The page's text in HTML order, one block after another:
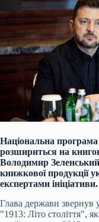
Національна
розшириться на
Володимир
книжкової продукції
експертами ініціативи.
Глава держави звернув
"1913: Літо століття",